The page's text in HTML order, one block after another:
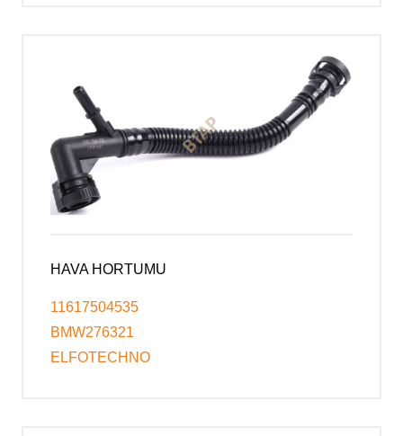
HAVA HORTUMU
11617504535
BMW276321
ELFOTECHNO